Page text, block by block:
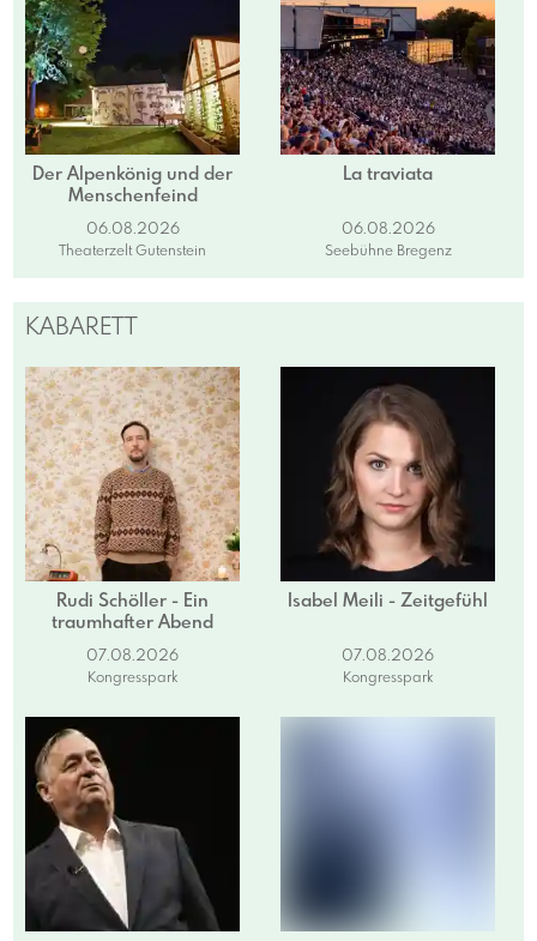
Der Alpenkönig und der
Menschenfeind
06.08.2026
Theaterzelt Gutenstein
La traviata
06.08.2026
Seebühne Bregenz
KABARETT
Rudi Schöller - Ein
traumhafter Abend
07.08.2026
Kongresspark
Isabel Meili - Zeitgefühl
07.08.2026
Kongresspark